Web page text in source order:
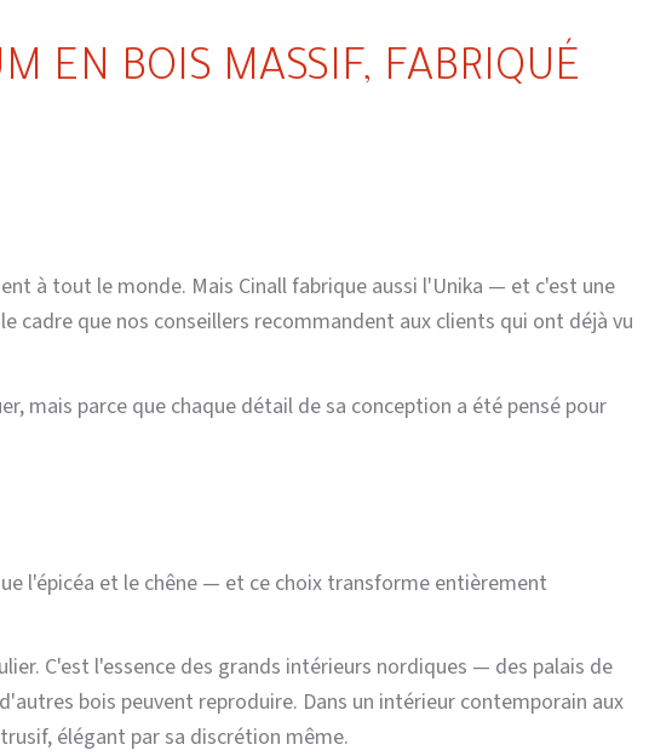
EN BOIS MASSIF, FABRIQUÉ
à tout le monde. Mais Cinall fabrique aussi l'Unika — et c'est une
que nos conseillers recommandent aux clients qui ont déjà vu
mais parce que chaque détail de sa conception a été pensé pour
l'épicéa et le chêne — et ce choix transforme entièrement
C'est l'essence des grands intérieurs nordiques — des palais de
bois peuvent reproduire. Dans un intérieur contemporain aux
élégant par sa discrétion même.